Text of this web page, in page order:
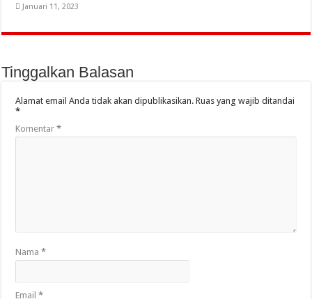
Januari 11, 2023
Tinggalkan Balasan
Alamat email Anda tidak akan dipublikasikan. Ruas yang wajib ditandai
*
Komentar*
Nama*
Email*